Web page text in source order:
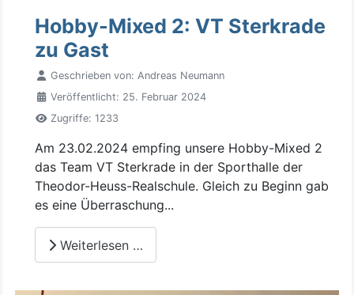
Hobby-Mixed 2: VT Sterkrade
zu Gast
Geschrieben von: Andreas Neumann
Veröffentlicht: 25. Februar 2024
Zugriffe: 1233
Am 23.02.2024 empfing unsere Hobby-Mixed 2
das Team VT Sterkrade in der Sporthalle der
Theodor-Heuss-Realschule. Gleich zu Beginn gab
es eine Überraschung...
Weiterlesen …